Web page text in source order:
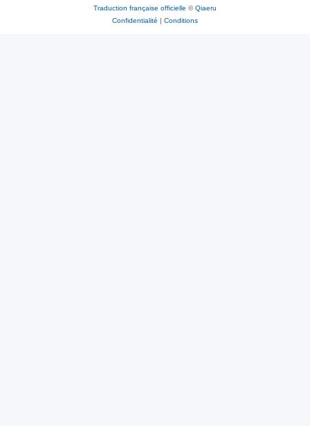
Traduction française officielle ©Qiaeru
Confidentialité | Conditions